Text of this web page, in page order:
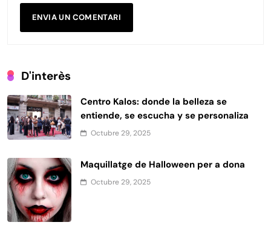
D'interès
Centro Kalos: donde la belleza se
entiende, se escucha y se personaliza
Octubre 29, 2025
Maquillatge de Halloween per a dona
Octubre 29, 2025